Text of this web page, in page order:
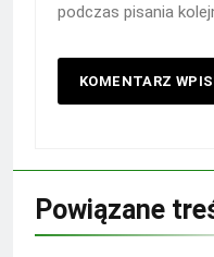
podczas pisania
Powiązane